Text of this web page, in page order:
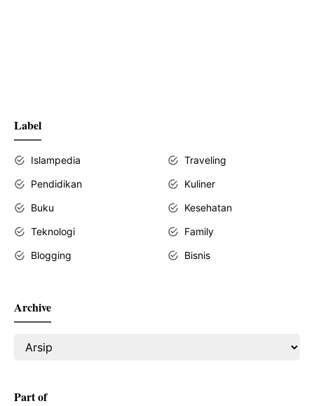
Label
Islampedia
Traveling
Pendidikan
Kuliner
Buku
Kesehatan
Teknologi
Family
Blogging
Bisnis
Archive
Part of